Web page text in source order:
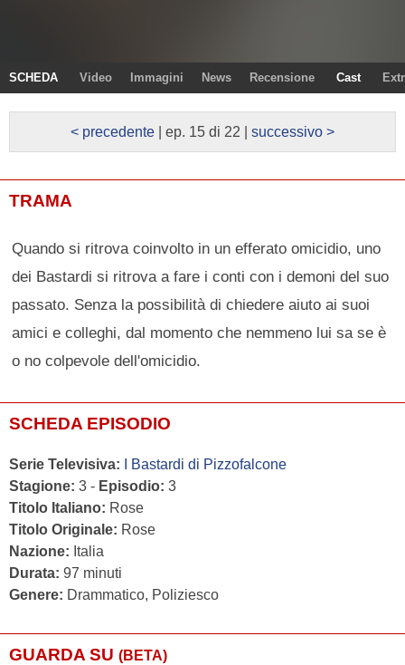
SCHEDA Video Immagini News Recensione Cast
< precedente | ep. 15 di 22 | successivo >
TRAMA
Quando si ritrova coinvolto in un efferato omicidio, uno
dei Bastardi si ritrova a fare i conti con i demoni del suo
passato. Senza la possibilità di chiedere aiuto ai suoi
amici e colleghi, dal momento che nemmeno lui sa se è
o no colpevole dell'omicidio.
SCHEDA EPISODIO
Serie Televisiva:
I Bastardi di Pizzofalcone
Stagione: 3 - Episodio: 3
Titolo Italiano: Rose
Titolo Originale: Rose
Nazione: Italia
Durata: 97 minuti
Genere: Drammatico, Poliziesco
GUARDA SU (BETA)